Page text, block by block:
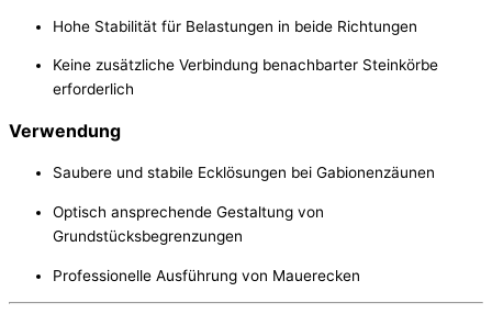
Hohe Stabilität für Belastungen in beide Richtungen
Keine zusätzliche Verbindung benachbarter Steinkörbe
erforderlich
Verwendung
Saubere und stabile Ecklösungen bei Gabionenzäunen
Optisch ansprechende Gestaltung von
Grundstücksbegrenzungen
Professionelle Ausführung von Mauerecken